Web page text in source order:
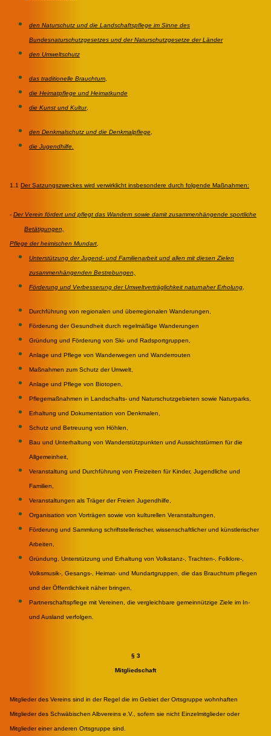
den Naturschutz und die Landschaftspflege im Sinne des
Bundesnaturschutzgesetzes und der Naturschutzgesetze der Länder
den Umweltschutz
das traditionelle Brauchtum
die Heimatpflege und Heimatkunde
die Kunst und Kultur,
den Denkmalschutz und die Denkmalpflege
die Jugendhilfe.
1.1 Der Satzungszweckes wird verwirklicht insbesondere durch folgende Maßnahmen:
- Der Verein fördert und pflegt das Wandern sowie damit zusammenhängende sportliche
Betätigungen,
Pflege der heimischen Mundart
Unterstützung der Jugend- und Familienarbeit und allen mit diesen Zielen
zusammenhängenden Bestrebungen,
Förderung und Verbesserung der Umweltverträglichkeit naturnaher Erholung
Durchführung von regionalen und überregionalen Wanderungen,
Förderung der Gesundheit durch regelmäßige Wanderungen
Gründung und Förderung von Ski- und Radsportgruppen,
Anlage und Pflege von Wanderwegen und Wanderrouten
Maßnahmen zum Schutz der Umwelt,
Anlage und Pflege von Biotopen,
Pflegemaßnahmen in Landschafts- und Naturschutzgebieten sowie Naturparks,
Erhaltung und Dokumentation von Denkmalen,
Schutz und Betreuung von Höhlen,
Bau und Unterhaltung von Wanderstützpunkten und Aussichtstürmen für die
Allgemeinheit,
Veranstaltung und Durchführung von Freizeiten für Kinder, Jugendliche und
Familien,
Veranstaltungen als Träger der Freien Jugendhilfe,
Organisation von Vorträgen sowie von kulturellen Veranstaltungen,
Förderung und Sammlung schriftstellerischer, wissenschaftlicher und künstlerischer
Arbeiten,
Gründung, Unterstützung und Erhaltung von Volkstanz-, Trachten-, Folklore-,
Volksmusik-, Gesangs-, Heimat- und Mundartgruppen, die das Brauchtum pflegen
und der Öffentlichkeit näher bringen,
Partnerschaftspflege mit Vereinen, die vergleichbare gemeinnützige Ziele im In-
und Ausland verfolgen.
§ 3
Mitgliedschaft
Mitglieder des Vereins sind in der Regel die im Gebiet der Ortsgruppe wohnhaften
Mitglieder des Schwäbischen Albvereins e.V., sofern sie nicht Einzelmitglieder oder
Mitglieder einer anderen Ortsgruppe sind.